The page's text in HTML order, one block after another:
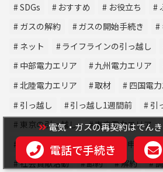
SDGs おすすめ お役立ち
ガスの解約
ガスの開始手続き
ネット
ライフラインの引っ越し
中部電力エリア
九州電力エリア
北陸電力エリア
取材 四国電
引っ越し
引っ越し1週間前 引
東京の引っ越し
東京電力エリア
比較・おすすめ電力会社
申し込み
社会貢献活動
節約 解約
電気・ガスの再契約はでん
電話で手続き